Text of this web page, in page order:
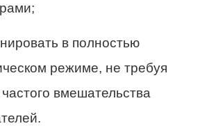
в полностью
режиме, не требуя
вмешательства